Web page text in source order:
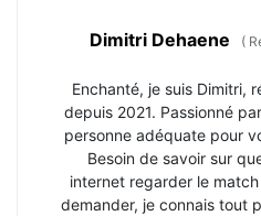
Dimitri Dehaene (
Enchanté, je suis Dimitri,
depuis 2021. Passionné
personne adéquate pour
Besoin de savoir sur
internet regarder le
demander, je connais tout